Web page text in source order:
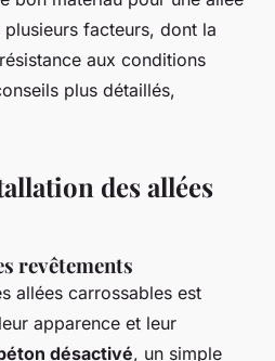
facteurs, dont la
aux conditions
plus détaillés,
des allées
revêtements
allées carrossables est
apparence et leur
désactivé, un simple